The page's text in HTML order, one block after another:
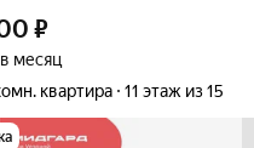
₽
месяц
квартира 11 этаж из 15